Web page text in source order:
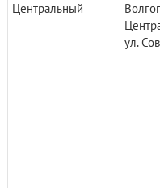
Центральный
ул.